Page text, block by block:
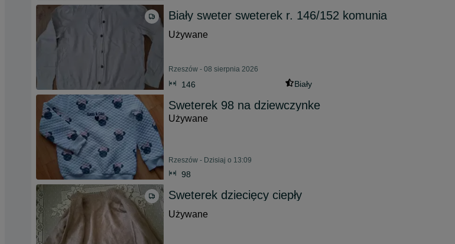
Biały sweter sweterek r. 146/152 komunia
Używane
Rzeszów - 08 sierpnia 2026
146 Biały
Sweterek 98 na dziewczynke
Używane
Rzeszów - Dzisiaj o 13:09
98
Sweterek dziecięcy ciepły
Używane